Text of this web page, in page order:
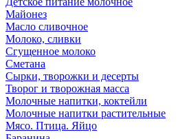
Майонез
Масло сливочное
Молоко, сливки
Сгущенное молоко
Сметана
Сырки, творожки и десерты
Творог и творожная масса
Молочные напитки, коктейли
Молочные напитки растительные
Мясо. Птица. Яйцо